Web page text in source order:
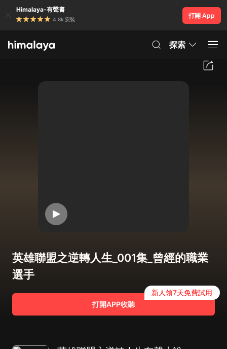
Himalaya-有聲書
4.8k 安裝
打開 App
探索
英雄聯盟之逆轉人生_001集_曾經的職業
選手
打開APP收聽
新人領7天免費試用